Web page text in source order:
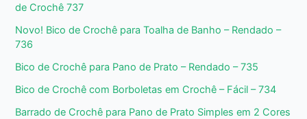
de Crochê 737
Novo! Bico de Crochê para Toalha de Banho – Rendado –
736
Bico de Crochê para Pano de Prato – Rendado – 735
Bico de Crochê com Borboletas em Crochê – Fácil – 734
Barrado de Crochê para Pano de Prato Simples em 2 Cores